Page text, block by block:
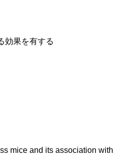
効果を有する
mice and its association with